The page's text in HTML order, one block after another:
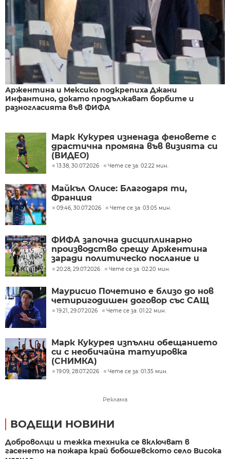
Аржентина и Мексико подкрепиха Джани
Инфантино, докато продължават борбите и
разногласията във ФИФА
Марк Кукурея изненада феновете с
драстична промяна във визията си
(ВИДЕО)
13:38, 30.07.2026 Чете се за: 02:22 мин.
Майкъл Олисе: Благодаря ти,
Франция
09:46, 30.07.2026 Чете се за: 03:05 мин.
ФИФА започна дисциплинарно
производство срещу Аржентина
заради политическо послание и
ексцесии на Мондиал 2026
20:28, 29.07.2026 Чете се за: 02:20 мин.
Маурисио Почетино е близо до нов
четиригодишен договор със САЩ
19:21, 29.07.2026 Чете се за: 01:22 мин.
Марк Кукурея изпълни обещанието
си с необичайна татуировка
(СНИМКА)
19:09, 28.07.2026 Чете се за: 01:35 мин.
Реклама
ВОДЕЩИ НОВИНИ
Доброволци и тежка техника се включват в
гасенето на пожара край бобошевското село Висока